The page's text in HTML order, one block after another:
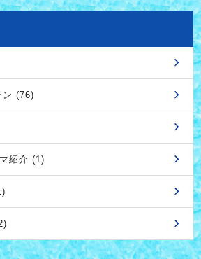
ン (76)
紹介 (1)